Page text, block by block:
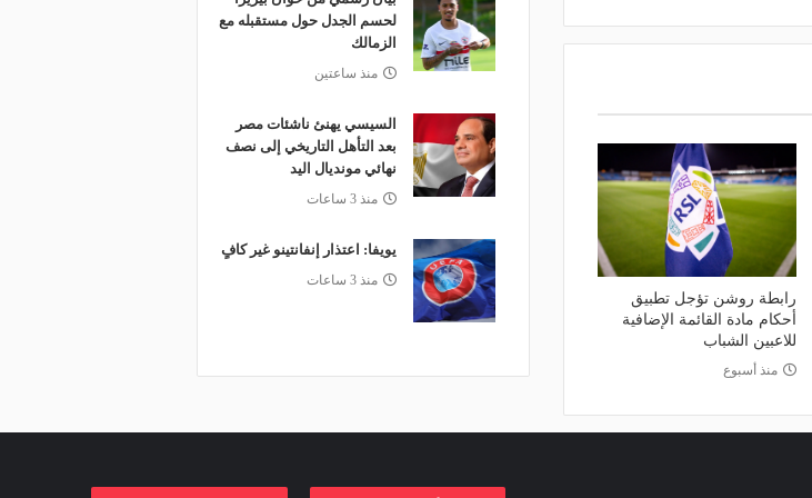
رابطة روشن تؤجل تطبيق
أحكام مادة القائمة الإضافية
للاعبين الشباب
منذ أسبوع
لحسم الجدل حول مستقبله مع
الزمالك
منذ ساعتين
السيسي يهنئ ناشئات مصر
بعد التأهل التاريخي إلى نصف
نهائي مونديال اليد
منذ 3 ساعات
يويفا: اعتذار إنفانتينو غير كافٍ
منذ 3 ساعات